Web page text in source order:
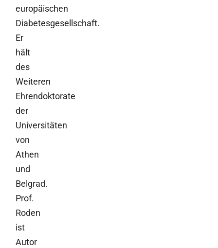
europäischen
Diabetesgesellschaft.
Er
hält
des
Weiteren
Ehrendoktorate
der
Universitäten
von
Athen
und
Belgrad.
Prof.
Roden
ist
Autor